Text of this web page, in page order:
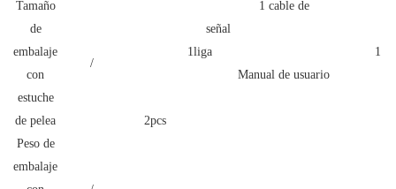
1 cable de
señal
1liga 1
Manual de usuario
Tamaño
de
embalaje
con
estuche
de pelea
/
2pcs
Peso de
embalaje